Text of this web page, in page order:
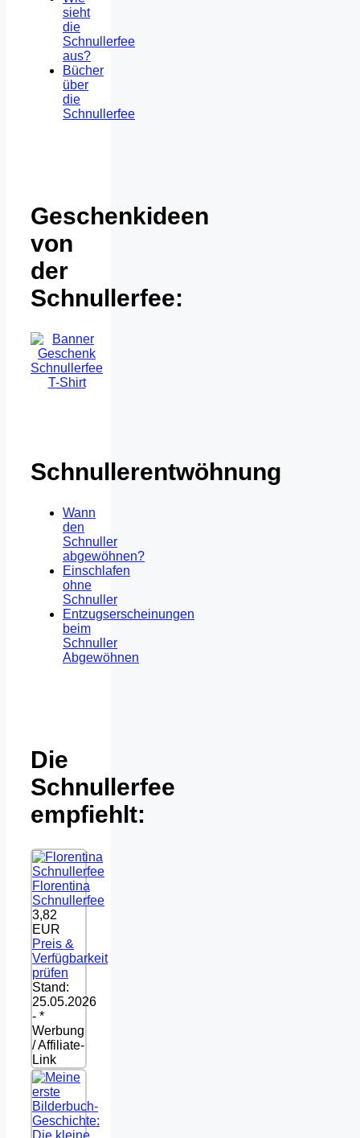
sieht
die
Schnullerfee
aus?
Bücher
über
die
Schnullerfee
Geschenkideen
von
der
Schnullerfee:
Schnullerentwöhnung
Wann
den
Schnuller
abgewöhnen?
Einschlafen
ohne
Schnuller
Entzugserscheinungen
beim
Schnuller
Abgewöhnen
Die
Schnullerfee
empfiehlt:
Florentina
Schnullerfee
3,82
EUR
Preis &
Verfügbarkeit
prüfen
Stand:
25.05.2026
- *
Werbung
/ Affiliate-
Link